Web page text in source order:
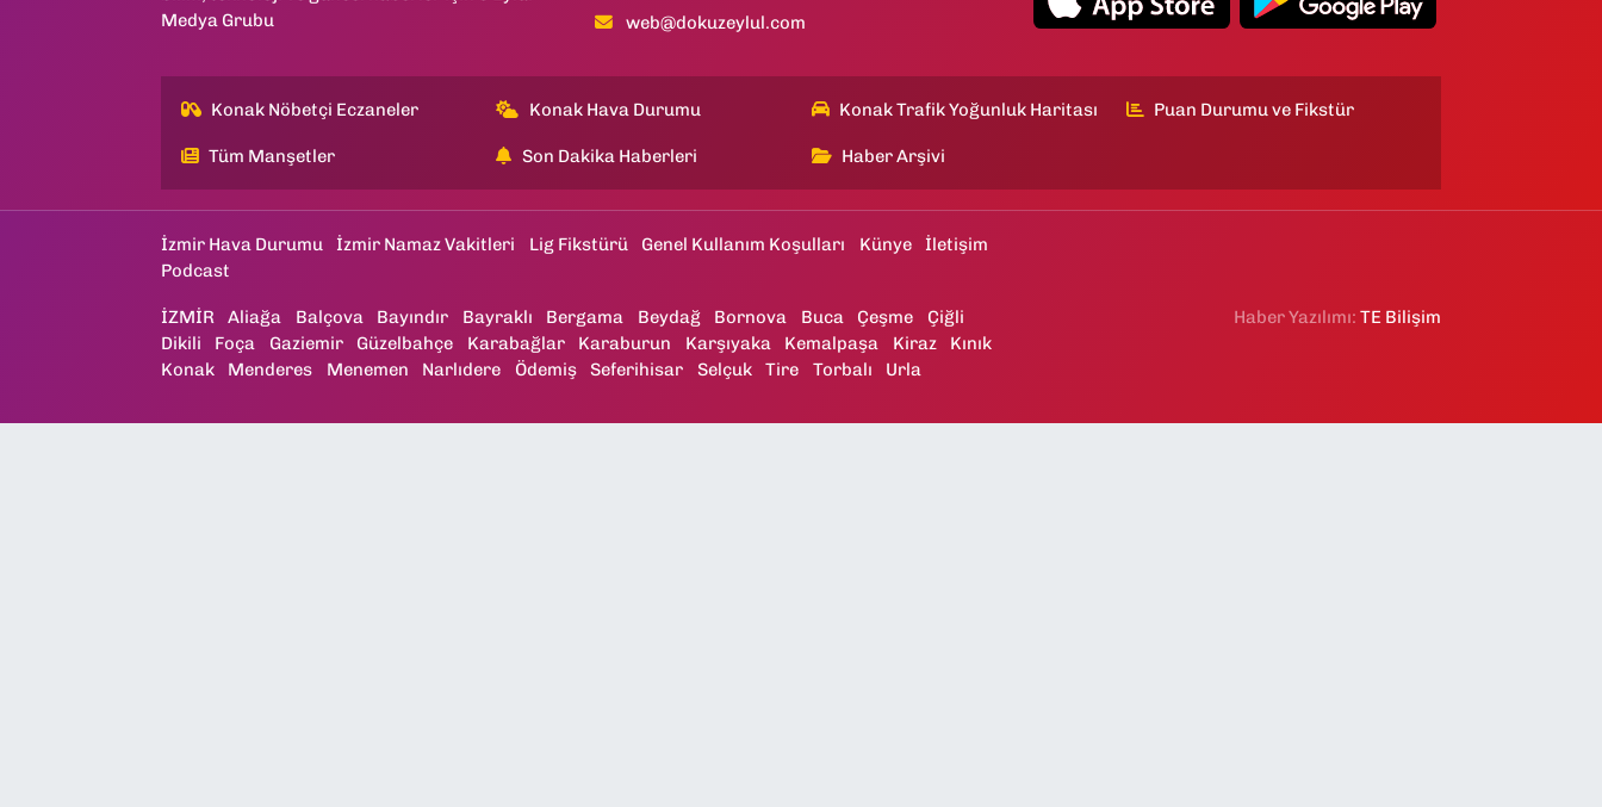
Medya Grubu
web@dokuzeylul.com
Konak Nöbetçi Eczaneler Konak Hava Durumu Konak Trafik Yoğunluk Haritası Puan Durumu ve Fikstür
Tüm Manşetler Son Dakika Haberleri Haber Arşivi
İzmir Hava Durumu İzmir Namaz Vakitleri Lig Fikstürü Genel Kullanım Koşulları Künye
İletişim
Podcast
İZMİR Aliağa Balçova Bayındır Bayraklı Bergama Beydağ Bornova Buca Çeşme
Çiğli
Dikili
Foça Gaziemir Güzelbahçe Karabağlar Karaburun Karşıyaka Kemalpaşa Kiraz
Kınık
Konak
Menderes Menemen Narlıdere Ödemiş Seferihisar Selçuk Tire Torbalı Urla
Haber Yazılımı:TE Bilişim